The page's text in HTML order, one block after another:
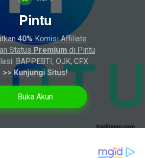
Pintu
40% Komisi Affiliate
Status Premium di Pintu
BAPPEBTI, OJK, CFX
>> Kunjungi Situs!
Buka Akun